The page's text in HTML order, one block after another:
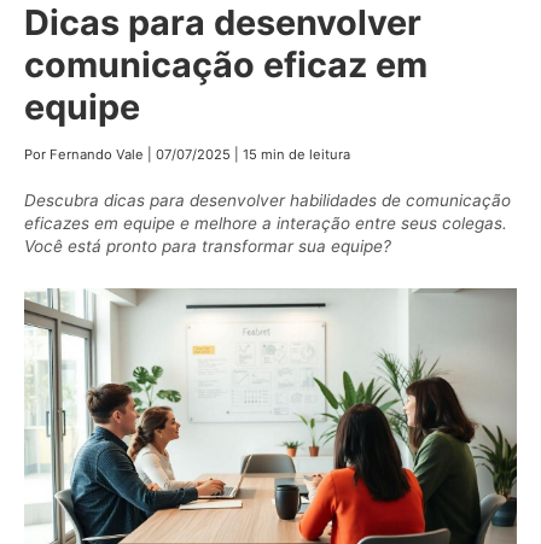
conteúdo
principal
Dicas para desenvolver
comunicação eficaz em
equipe
Por Fernando Vale 07/07/2025 15 min de leitura
Descubra dicas para desenvolver habilidades de comunicação
eficazes em equipe e melhore a interação entre seus colegas.
Você está pronto para transformar sua equipe?